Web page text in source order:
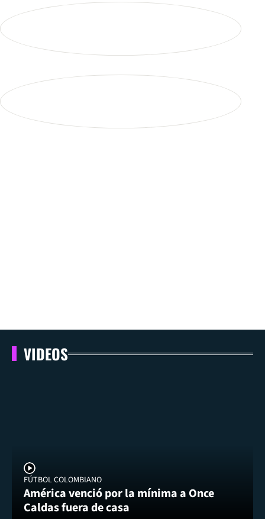
VIDEOS
FÚTBOL COLOMBIANO
América venció por la mínima a Once
Caldas fuera de casa